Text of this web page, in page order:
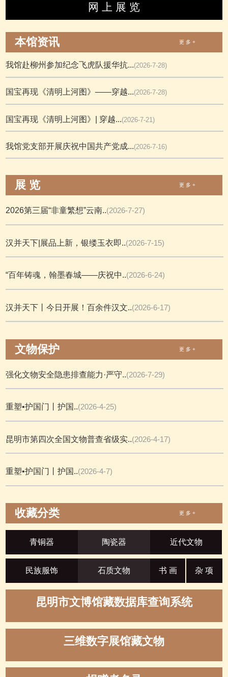
网 上 展 览
本馆资讯 更 多 +
我馆赴柳州参加纪念飞虎队援华抗...(2026-7-28)
国宝再现《清明上河图》——穿越...(2026-7-28)
国宝再现《清明上河图》| 穿越...(2026-7-21)
我馆党支部开展庆祝中国共产党成...(2026-7-16)
展 览 更 多 +
2026第三届“非童繁想”云南..(2026-7-27)
汉并天下|展品上新，银缕玉衣即..(2026-7-15)
“百年铸魂，翰墨春城——庆祝中..(2026-6-24)
汉并天下丨今日开展！百余件汉文..(2026-6-17)
文物保护 更 多 +
强化文物安全隐患排查能力·严守..(2026-7-29)
重塑•护国门丨护国..(2026-4-25)
昆明市第四次全国文物普查省级实..(2026-4-17)
重塑•护国门丨护国..(2026-4-7)
收藏分类 更 多 +
青铜器 陶瓷器 近代文物
民族服饰 石质文物 书 画 杂 项
昆明市文博馆藏数据库查询系统
三维数字展馆藏文物